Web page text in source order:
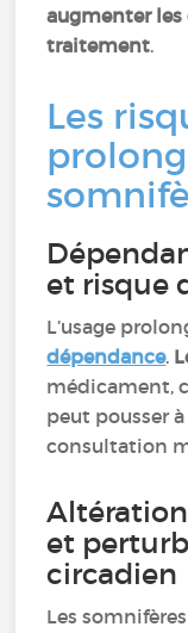
augmenter les
traitement.
Les
et risque
L’usage
dépendance.
médicament,
peut pousser
consultation
et
circadien
Les